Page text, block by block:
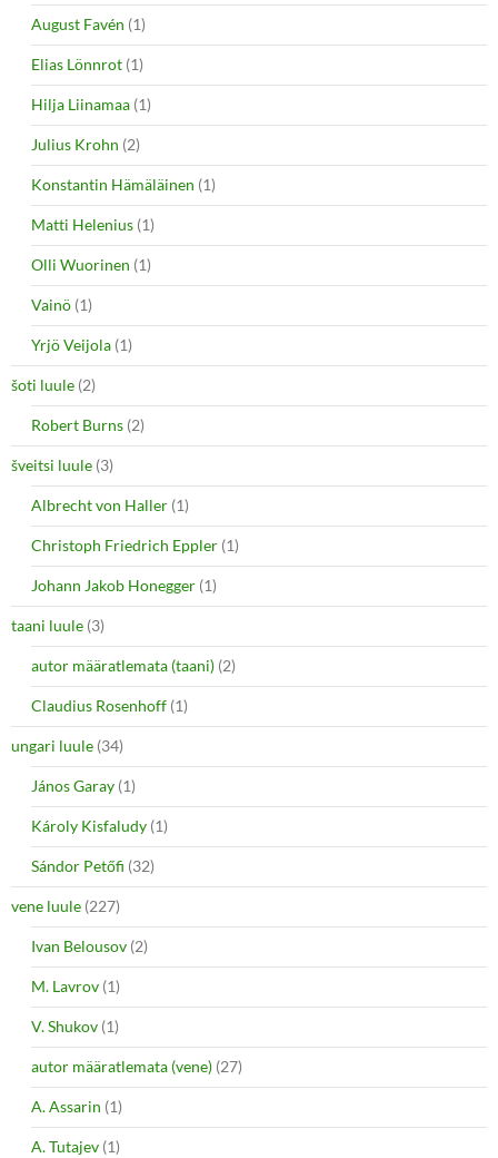
August Favén (1)
Elias Lönnrot (1)
Hilja Liinamaa (1)
Julius Krohn (2)
Konstantin Hämäläinen (1)
Matti Helenius (1)
Olli Wuorinen (1)
Vainö (1)
Yrjö Veijola (1)
šoti luule (2)
Robert Burns (2)
šveitsi luule (3)
Albrecht von Haller (1)
Christoph Friedrich Eppler (1)
Johann Jakob Honegger (1)
taani luule (3)
autor määratlemata (taani) (2)
Claudius Rosenhoff (1)
ungari luule (34)
János Garay (1)
Károly Kisfaludy (1)
Sándor Petőfi (32)
vene luule (227)
Ivan Belousov (2)
M. Lavrov (1)
V. Shukov (1)
autor määratlemata (vene) (27)
A. Assarin (1)
A. Tutajev (1)